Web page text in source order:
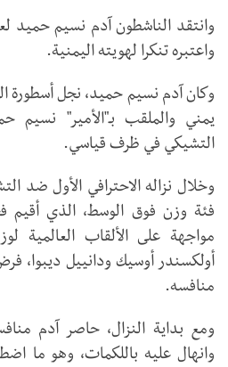
وانتقد الناشطون آدم نسيم حميد
واعتبره تنكرا لهويته اليمنية.
وكان آدم نسيم حميد، نجل أسطورة
يمني والملقب بـ"الأمير"
التشيكي في ظرف قياسي.
وخلال نزاله الاحترافي الأول
فئة وزن فوق الوسط، الذي أقيم
مواجهة على الألقاب العالمية
أولكسندر أوسيك ودانييل ديبوا،
منافسه.
ومع بداية النزال، حاصر آدم
وانهال عليه باللكمات، وهو ما